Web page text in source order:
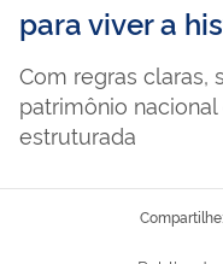
para viver a
Com regras claras,
patrimônio
estruturada
Compartilhe: